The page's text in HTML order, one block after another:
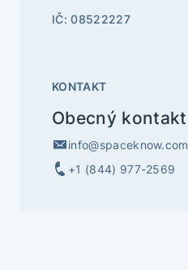
IČ: 08522227
KONTAKT
Obecný kontakt
info@spaceknow.com
+1 (844) 977-2569